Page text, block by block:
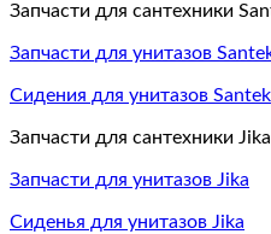
Запчасти для сантехники
Запчасти для унитазов
Сидения для унитазов Santek
Запчасти для сантехники Jika
Запчасти для унитазов Jika
Сиденья для унитазов Jika